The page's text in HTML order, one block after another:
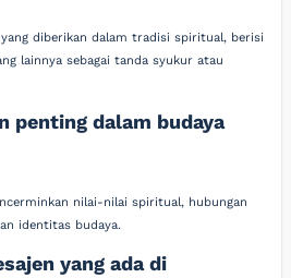
yang diberikan dalam tradisi spiritual, berisi
lainnya sebagai tanda syukur atau
penting dalam budaya
nilai-nilai spiritual, hubungan
identitas budaya.
yang ada di